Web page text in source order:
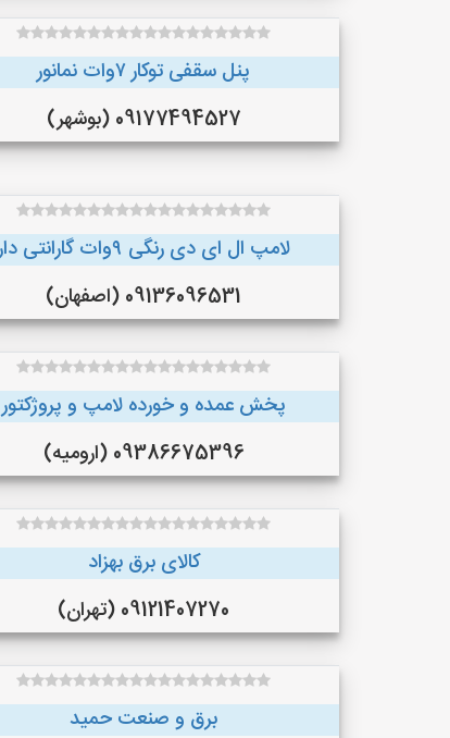
پنل سقفی توکار ۷وات نمانور
09177494527 (بوشهر)
لامپ ال ای دی رنگی ۹وات گارانتی دار
09136096531 (اصفهان)
پخش عمده و خورده لامپ و پروژکتور
09386675396 (ارومیه)
کالای برق بهزاد
09121407270 (تهران)
برق و صنعت حمید